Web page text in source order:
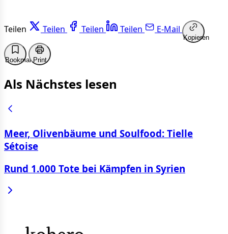
Teilen Teilen Teilen Teilen E-Mail
Kopieren
BookmarkPrint
Als Nächstes lesen
Meer, Olivenbäume und Soulfood: Tielle
Sétoise
Rund 1.000 Tote bei Kämpfen in Syrien